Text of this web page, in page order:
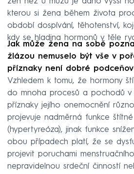
kterou si žena během života
období dospívání, těhotenství,
kdy se hladina hormonů v těle
Jak může žena na sobě
žlázou nemuselo být vše v
příznaky není dobré
Vzhledem k tomu, že hormony
do mnoha procesů a pochodů v
příznaky jejího onemocnění
projevuje nadměrná funkce
(hypertyreóza), jinak funkce
obou případech platí, že se
projevit poruchami
nepravidelnou srdeční činností